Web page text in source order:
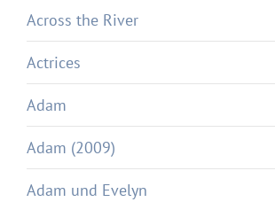
Across the River
Actrices
Adam
Adam (2009)
Adam und Evelyn